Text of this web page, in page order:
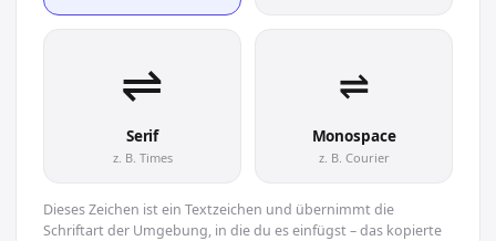
⇌︎
Serif
z. B. Times
⇌︎
Monospace
z. B. Courier
Dieses Zeichen ist ein Textzeichen und übernimmt die
Schriftart der Umgebung, in die du es einfügst – das kopierte